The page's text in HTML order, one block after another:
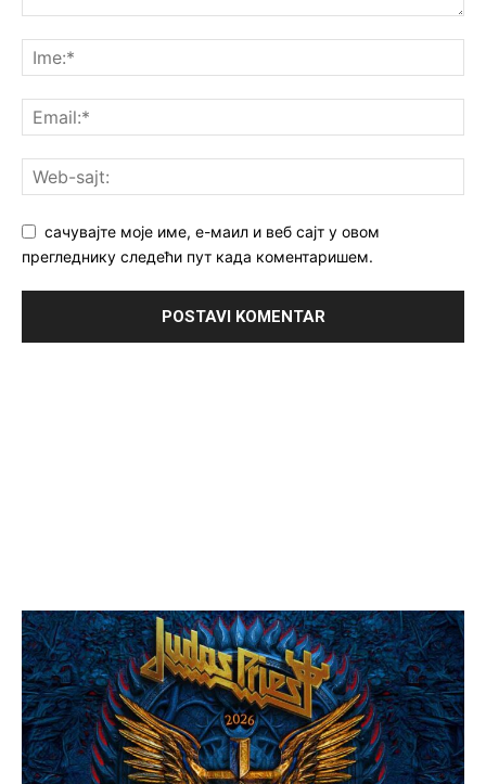
сачувајте моје име, е-маил и веб сајт у овом
прегледнику следећи пут када коментаришем.